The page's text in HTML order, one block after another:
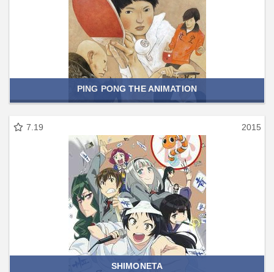
PING PONG THE ANIMATION
7.19 2015
SHIMONETA